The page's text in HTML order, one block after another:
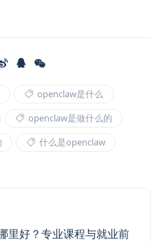
openclaw是什么
openclaw是做什么的
什么是openclaw
里好？专业课程与就业前